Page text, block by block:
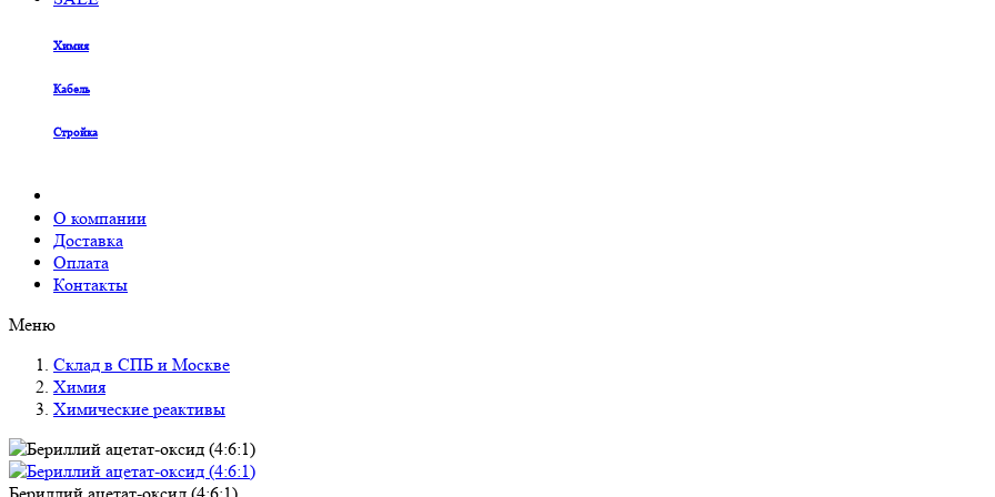
Химия
Кабель
Стройка
О компании
Доставка
Оплата
Контакты
Меню
Склад в СПБ и Москве
Химия
Химические реактивы